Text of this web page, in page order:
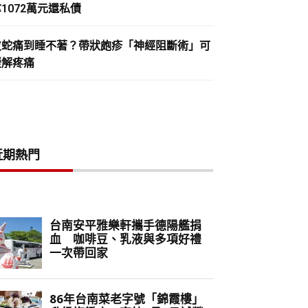
萬元還私債
痛到睡不著？帶狀皰疹「神經阻斷術」可
疼痛
熱門